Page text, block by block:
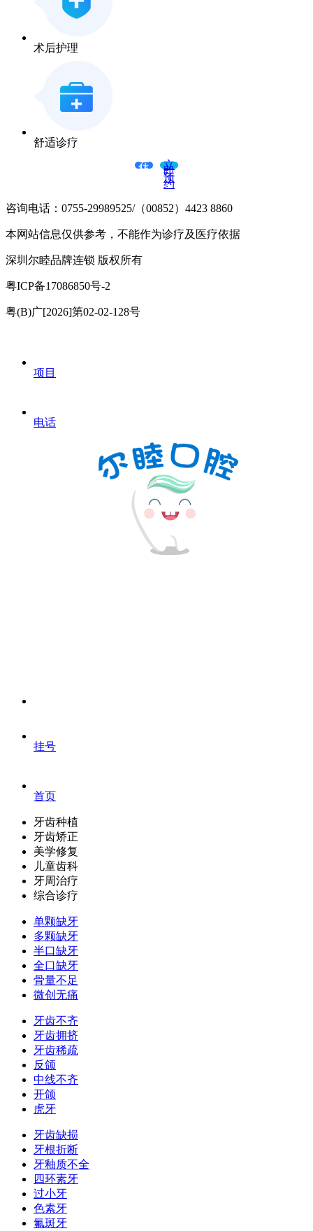
术后护理
舒适诊疗
在
线
立
即
预
约
咨询电话：0755-29989525/（00852）4423 8860
本网站信息仅供参考，不能作为诊疗及医疗依据
深圳尔睦品牌连锁 版权所有
粤ICP备17086850号-2
粤(B)广[2026]第02-02-128号
项目
电话
挂号
首页
牙齿种植
牙齿矫正
美学修复
儿童齿科
牙周治疗
综合诊疗
单颗缺牙
多颗缺牙
半口缺牙
全口缺牙
骨量不足
微创无痛
牙齿不齐
牙齿拥挤
牙齿稀疏
反颌
中线不齐
开颌
虎牙
牙齿缺损
牙根折断
牙釉质不全
四环素牙
过小牙
色素牙
氟斑牙